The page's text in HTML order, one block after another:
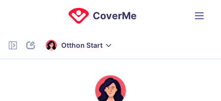
CoverMe
Otthon Start